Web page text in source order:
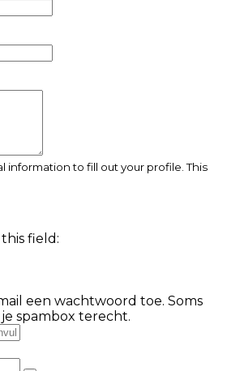
information to fill out your profile. This
field:
een wachtwoord toe. Soms
spambox terecht.